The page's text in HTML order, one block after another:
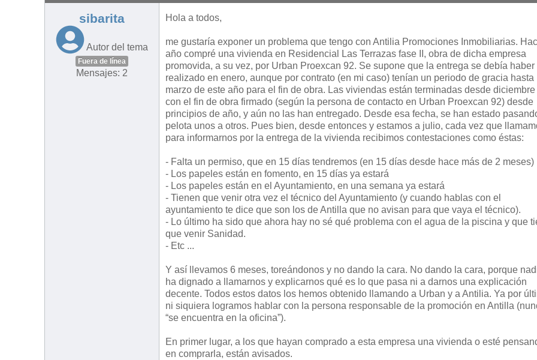
sibarita
Autor del tema
Fuera de línea
Mensajes: 2
Hola a todos,
me gustaría exponer un problema que tengo con Antilia Promociones Inmobiliarias.
año compré una vivienda en Residencial Las Terrazas fase II, obra de dicha empresa
promovida, a su vez, por Urban Proexcan 92. Se supone que la entrega se debía haber
realizado en enero, aunque por contrato (en mi caso) tenían un periodo de gracia hasta
marzo de este año para el fin de obra. Las viviendas están terminadas desde diciembre
con el fin de obra firmado (según la persona de contacto en Urban Proexcan 92) desde
principios de año, y aún no las han entregado. Desde esa fecha, se han estado
pelota unos a otros. Pues bien, desde entonces y estamos a julio, cada vez que
para informarnos por la entrega de la vivienda recibimos contestaciones como éstas:
- Falta un permiso, que en 15 días tendremos (en 15 días desde hace más de 2 meses)
- Los papeles están en fomento, en 15 días ya estará
- Los papeles están en el Ayuntamiento, en una semana ya estará
- Tienen que venir otra vez el técnico del Ayuntamiento (y cuando hablas con el
ayuntamiento te dice que son los de Antilla que no avisan para que vaya el técnico).
- Lo último ha sido que ahora hay no sé qué problema con el agua de la piscina y que
que venir Sanidad.
- Etc ...
Y así llevamos 6 meses, toreándonos y no dando la cara. No dando la cara, porque
ha dignado a llamarnos y explicarnos qué es lo que pasa ni a darnos una explicación
decente. Todos estos datos los hemos obtenido llamando a Urban y a Antilia. Ya por
ni siquiera logramos hablar con la persona responsable de la promoción en Antilla
“se encuentra en la oficina”).
En primer lugar, a los que hayan comprado a esta empresa una vivienda o esté
en comprarla, están avisados.